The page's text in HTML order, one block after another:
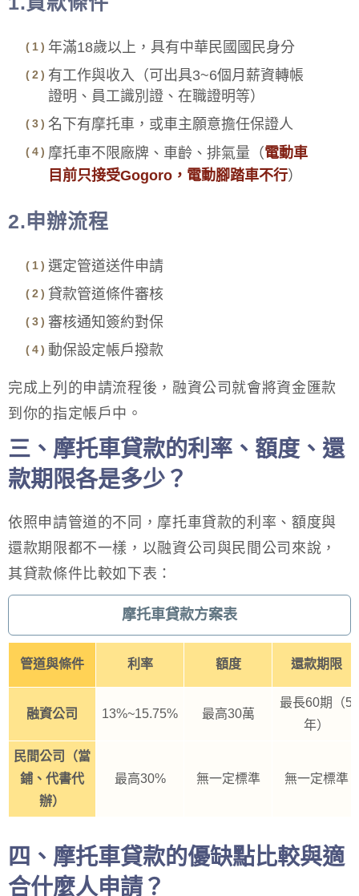
年滿18歲以上，具有中華民國國民身分
有工作與收入（可出具3~6個月薪資轉帳
證明、員工識別證、在職證明等）
名下有摩托車，或車主願意擔任保證人
摩托車不限廠牌、車齡、排氣量（電動車
目前只接受Gogoro，電動腳踏車不行）
2.申辦流程
選定管道送件申請
貸款管道條件審核
審核通知簽約對保
動保設定帳戶撥款
完成上列的申請流程後，融資公司就會將資金匯款
到你的指定帳戶中。
三、摩托車貸款的利率、額度、還
款期限各是多少？
依照申請管道的不同，摩托車貸款的利率、額度與
還款期限都不一樣，以融資公司與民間公司來說，
其貸款條件比較如下表：
摩托車貸款方案表
管道與條件 利率 額度 還款期限
融資公司 13%~15.75% 最高30萬
最長60期（5
年）
民間公司（當
鋪、代書代
辦）
最高30% 無一定標準 無一定標準
四、摩托車貸款的優缺點比較與適
合什麼人申請？